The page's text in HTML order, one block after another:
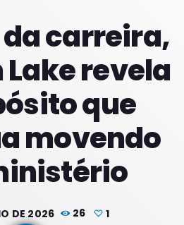
da carreira,
revela
que
movendo
DE 2026 26 1